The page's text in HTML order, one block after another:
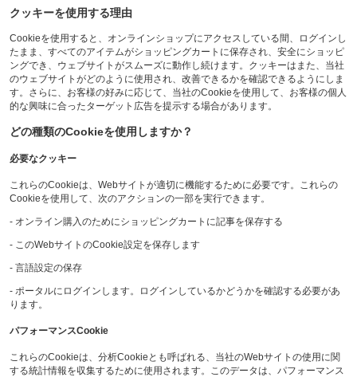
クッキーを使用する理由
Cookieを使用すると、オンラインショップにアクセスしている間、ログインし
たまま、すべてのアイテムがショッピングカートに保存され、安全にショッピ
ングでき、ウェブサイトがスムーズに動作し続けます。クッキーはまた、当社
のウェブサイトがどのように使用され、改善できるかを確認できるようにしま
す。さらに、お客様の好みに応じて、当社のCookieを使用して、お客様の個人
的な興味に合ったターゲット広告を提示する場合があります。
どの種類のCookieを使用しますか？
必要なクッキー
これらのCookieは、Webサイトが適切に機能するために必要です。これらの
Cookieを使用して、次のアクションの一部を実行できます。
- オンライン購入のためにショッピングカートに記事を保存する
- このWebサイトのCookie設定を保存します
- 言語設定の保存
- ポータルにログインします。ログインしているかどうかを確認する必要があ
ります。
パフォーマンスCookie
これらのCookieは、分析Cookieとも呼ばれる、当社のWebサイトの使用に関
する統計情報を収集するために使用されます。このデータは、パフォーマンス